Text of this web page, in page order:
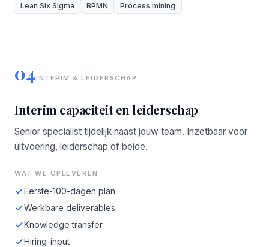
Lean Six Sigma BPMN Process mining
04INTERIM & LEIDERSCHAP
Interim capaciteit en leiderschap
Senior specialist tijdelijk naast jouw team. Inzetbaar voor
uitvoering, leiderschap of beide.
WAT WE OPLEVEREN
Eerste-100-dagen plan
Werkbare deliverables
Knowledge transfer
Hiring-input